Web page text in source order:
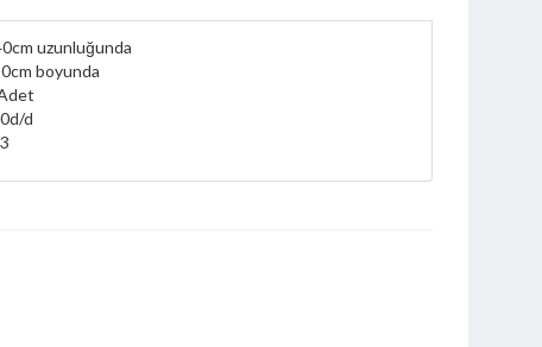
uzunluğunda
boyunda
d